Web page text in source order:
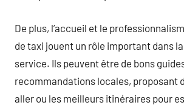
De plus, l’accueil et le
de taxi jouent un rôle important dans
service. Ils peuvent être de bons
recommandations locales, proposant
aller ou les meilleurs itinéraires pour